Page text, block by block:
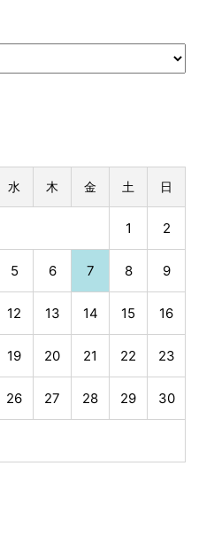
水 木 金 土 日
1 2
5 6 7 8 9
12 13 14 15 16
19 20 21 22 23
26 27 28 29 30